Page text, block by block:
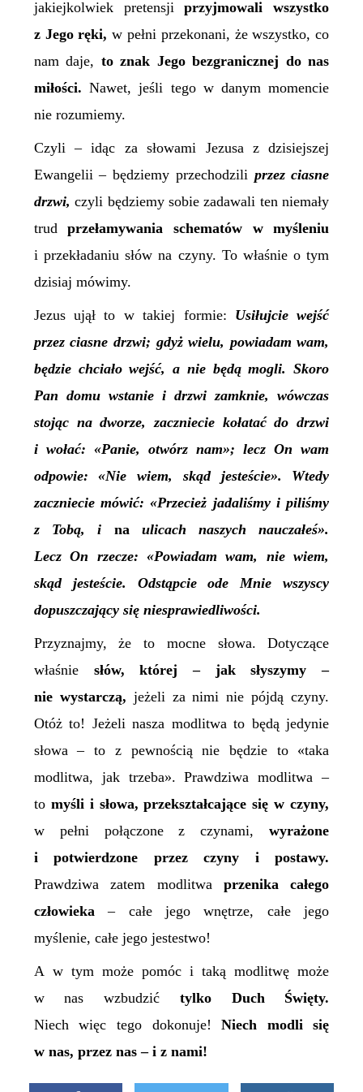
jakiejkolwiek pretensjiprzyjmowali wszystko
z Jego ręki, w pełni przekonani, że wszystko, co
nam daje, toznak Jegobezgranicznej do nas
miłości.Nawet, jeśli tego w danym momencie
nie rozumiemy.
Czyli – idąc za słowami Jezusa z dzisiejszej
Ewangelii – będziemy przechodzili przez ciasne
drzwi,czyli będziemy sobie zadawali ten niemały
trudprzełamywania schematów w myśleniu
i przekładaniu słów na czyny. To właśnie o tym
dzisiaj mówimy.
Jezus ujął to w takiej formie: Usiłujcie wejść
przez ciasne drzwi; gdyż wielu, powiadam wam,
będzie chciało wejść, a nie będą mogli. Skoro
Pan domu wstanie i drzwi zamknie, wówczas
stojąc na dworze, zaczniecie kołatać do drzwi
i wołać: «Panie, otwórz nam»; lecz On wam
odpowie: «Nie wiem, skąd jesteście». Wtedy
zaczniecie mówić: «Przecież jadaliśmy i piliśmy
z Tobą, i na ulicach naszych nauczałeś».
Lecz On rzecze: «Powiadam wam, nie wiem,
skąd jesteście. Odstąpcie ode Mnie wszyscy
dopuszczający się niesprawiedliwości.
Przyznajmy, że to mocne słowa. Dotyczące
właśnie słów, której – jak słyszymy –
nie wystarczą, jeżeli za nimi nie pójdą czyny.
Otóż to! Jeżeli nasza modlitwa to będą jedynie
słowa – to z pewnością nie będzie to «taka
modlitwa, jak trzeba». Prawdziwa modlitwa –
to myśli i słowa, przekształcające się w czyny,
w pełni połączone z czynami,wyrażone
i potwierdzone przez czyny i postawy.
Prawdziwa zatem modlitwa przenika całego
człowieka– całe jego wnętrze, całe jego
myślenie, całe jego jestestwo!
A w tym może pomóc i taką modlitwę może
w nas wzbudzić tylko Duch Święty.
Niech więc tego dokonuje! Niech modli się
w nas, przez nas – i z nami!